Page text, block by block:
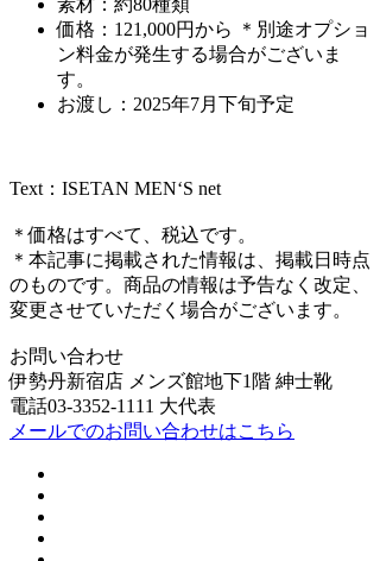
価格：121,000円から ＊別途オプショ
ン料金が発生する場合がございま
す。
お渡し：2025年7月下旬予定
Text：ISETAN MEN‘S net
＊価格はすべて、税込です。
＊本記事に掲載された情報は、掲載日時点
のものです。商品の情報は予告なく改定、
変更させていただく場合がございます。
お問い合わせ
伊勢丹新宿店 メンズ館地下1階 紳士靴
電話03-3352-1111 大代表
メールでのお問い合わせはこちら